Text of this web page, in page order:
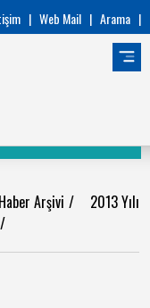
| Web Mail | Arama |
Arşivi / 2013 Yılı
/